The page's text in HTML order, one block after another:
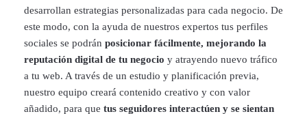
desarrollan estrategias personalizadas para cada negocio. De
este modo, con la ayuda de nuestros expertos tus perfiles
sociales se podrán posicionar fácilmente, mejorando la
reputación digital de tu negocio y atrayendo nuevo tráfico
a tu web. A través de un estudio y planificación previa,
nuestro equipo creará contenido creativo y con valor
añadido, para que tus seguidores interactúen y se sientan